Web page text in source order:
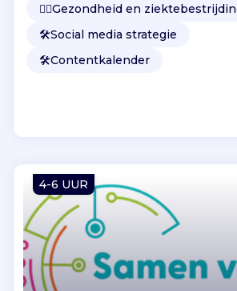
👩‍⚕️Gezondheid en
🛠️Social media strategie
🛠️Contentkalender
4-6 UUR